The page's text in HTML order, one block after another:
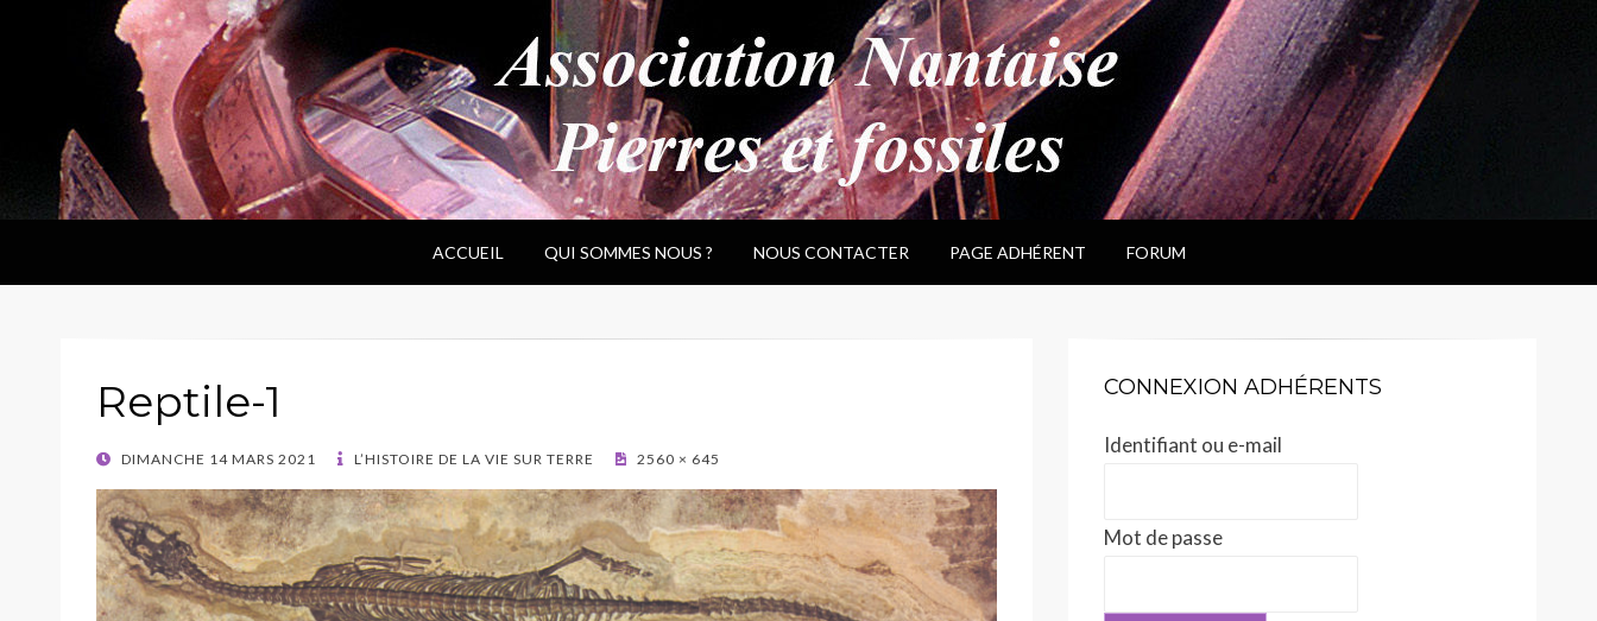
ANPF
Association Nantaise Pierres et Fossiles
ACCUEIL QUI SOMMES NOUS ? NOUS CONTACTER PAGE ADHÉRENT FORUM
Reptile-1
POSTED
DIMANCHE 14 MARS 2021 L’HISTOIRE DE LA VIE SUR TERRE 2560 × 645
CONNEXION ADHÉRENTS
Identifiant ou e-mail
Mot de passe